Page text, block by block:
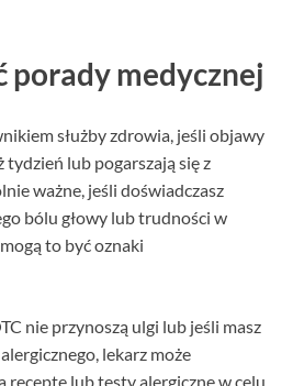
porady medycznej
służby zdrowia, jeśli objawy
tydzień lub pogarszają się z
ważne, jeśli doświadczasz
bólu głowy lub trudności w
to być oznaki
nie przynoszą ulgi lub jeśli masz
lekarz może
receptę lub testy alergiczne w celu